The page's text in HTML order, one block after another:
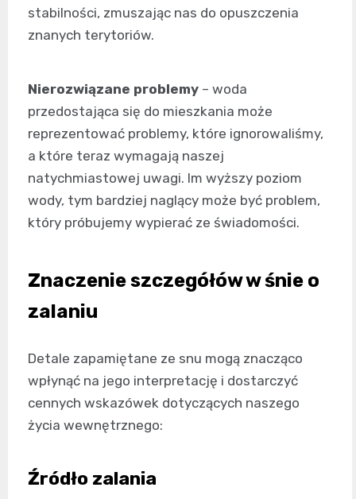
stabilności, zmuszając nas do opuszczenia
znanych terytoriów.
Nierozwiązane problemy – woda
przedostająca się do mieszkania może
reprezentować problemy, które ignorowaliśmy,
a które teraz wymagają naszej
natychmiastowej uwagi. Im wyższy poziom
wody, tym bardziej naglący może być problem,
który próbujemy wypierać ze świadomości.
Znaczenie szczegółów w śnie o
zalaniu
Detale zapamiętane ze snu mogą znacząco
wpłynąć na jego interpretację i dostarczyć
cennych wskazówek dotyczących naszego
życia wewnętrznego:
Źródło zalania